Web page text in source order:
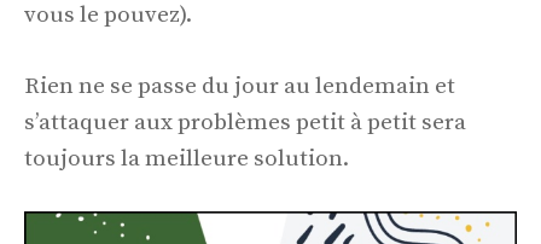
vous le pouvez).
Rien ne se passe du jour au lendemain et
s’attaquer aux problèmes petit à petit sera
toujours la meilleure solution.